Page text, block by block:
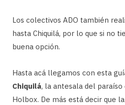
Los colectivos ADO también
hasta Chiquilá, por lo que si no
buena opción.
Hasta acá llegamos con esta
Chiquilá, la antesala del
Holbox. De más está decir que